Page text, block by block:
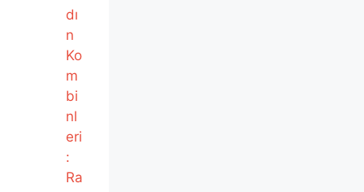
dı
n
Ko
m
bi
nl
eri
:
Ra